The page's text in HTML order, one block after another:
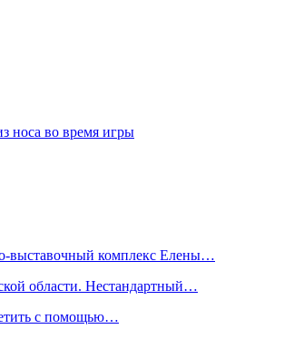
носа во время игры
выставочный комплекс Елены…
области. Нестандартный…
с помощью…